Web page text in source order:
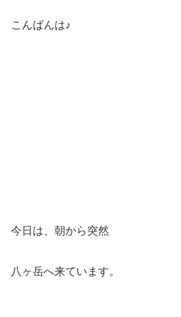
こんばんは♪
今日は、朝から突然
八ヶ岳へ来ています。